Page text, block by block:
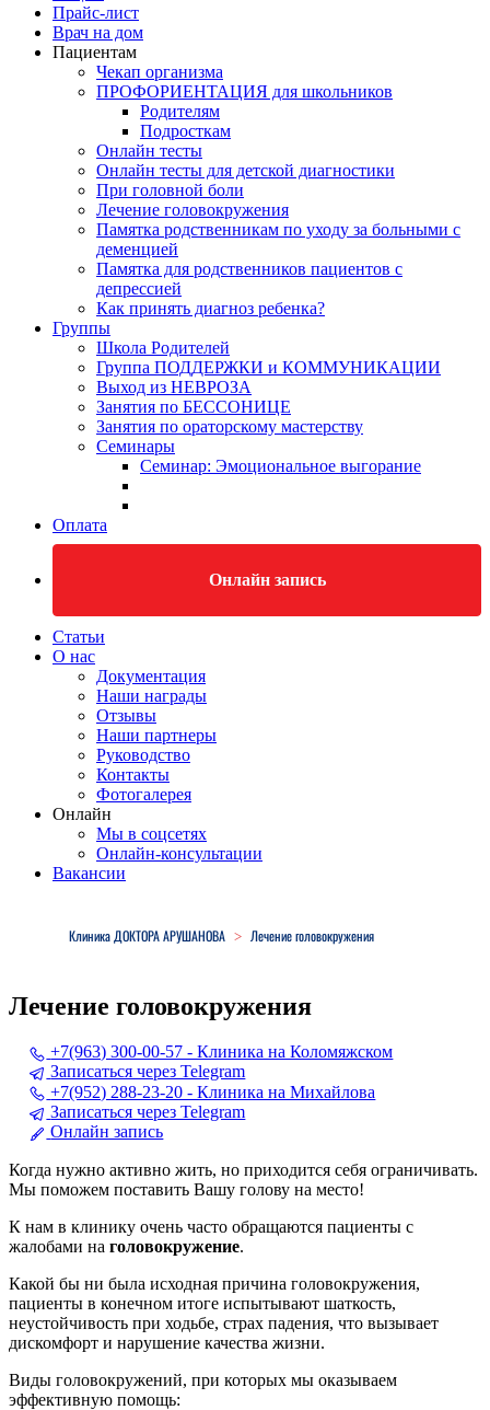
Прайс-лист
Врач на дом
Пациентам
Чекап организма
ПРОФОРИЕНТАЦИЯ для школьников
Родителям
Подросткам
Онлайн тесты
Онлайн тесты для детской диагностики
При головной боли
Лечение головокружения
Памятка родственникам по уходу за больными с
деменцией
Памятка для родственников пациентов с
депрессией
Как принять диагноз ребенка?
Группы
Школа Родителей
Группа ПОДДЕРЖКИ и КОММУНИКАЦИИ
Выход из НЕВРОЗА
Занятия по БЕССОНИЦЕ
Занятия по ораторскому мастерству
Семинары
Семинар: Эмоциональное выгорание
Оплата
Онлайн запись
Статьи
О нас
Документация
Наши награды
Отзывы
Наши партнеры
Руководство
Контакты
Фотогалерея
Онлайн
Мы в соцсетях
Онлайн-консультации
Вакансии
Клиника ДОКТОРА АРУШАНОВА > Лечение головокружения
Лечение головокружения
+7(963) 300-00-57 - Клиника на Коломяжском
Записаться через Telegram
+7(952) 288-23-20 - Клиника на Михайлова
Записаться через Telegram
Онлайн запись
Когда нужно активно жить, но приходится себя ограничивать.
Мы поможем поставить Вашу голову на место!
К нам в клинику очень часто обращаются пациенты с
жалобами на головокружение.
Какой бы ни была исходная причина головокружения,
пациенты в конечном итоге испытывают шаткость,
неустойчивость при ходьбе, страх падения, что вызывает
дискомфорт и нарушение качества жизни.
Виды головокружений, при которых мы оказываем
эффективную помощь: